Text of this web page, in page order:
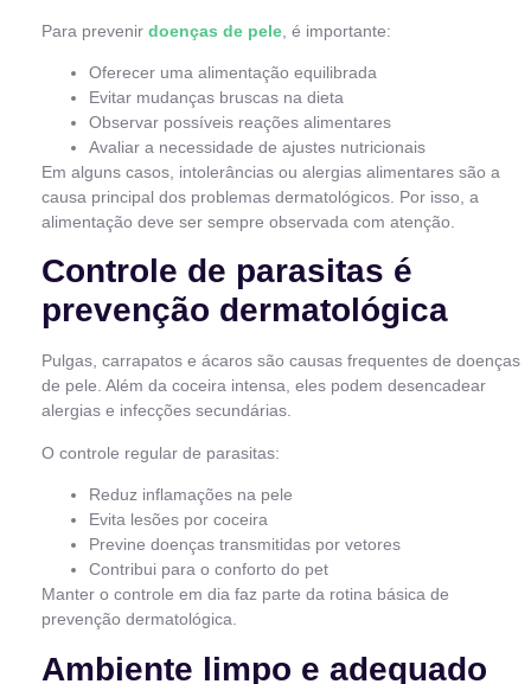
Para prevenir doenças de pele , é importante:
Oferecer uma alimentação equilibrada
Evitar mudanças bruscas na dieta
Observar possíveis reações alimentares
Avaliar a necessidade de ajustes nutricionais
Em alguns casos, intolerâncias ou alergias alimentares são a
causa principal dos problemas dermatológicos. Por isso, a
alimentação deve ser sempre observada com atenção.
Controle de parasitas é
prevenção dermatológica
Pulgas, carrapatos e ácaros são causas frequentes de doenças
de pele. Além da coceira intensa, eles podem desencadear
alergias e infecções secundárias.
O controle regular de parasitas:
Reduz inflamações na pele
Evita lesões por coceira
Previne doenças transmitidas por vetores
Contribui para o conforto do pet
Manter o controle em dia faz parte da rotina básica de
prevenção dermatológica.
Ambiente limpo e adequado